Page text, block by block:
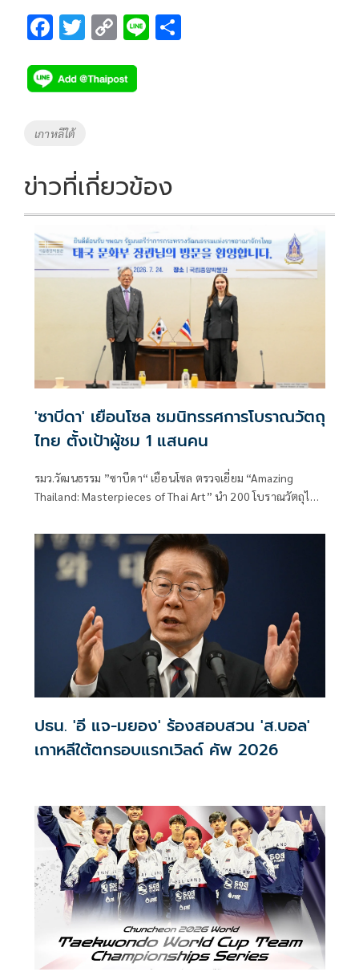
F
e
b
o
k
T
tt
er
C
p
y
k
Li
Tags
เกาหลีใต้
ข่าวที่เกี่ยวข้อง
'ซาบีดา' เยือนโซล ชมนิทรรศการโบราณวัตถุ
ไทย ตั้งเป้าผู้ชม 1 แสนคน
รมว.วัฒนธรรม ”ซาบีดา“ เยือนโซล ตรวจเยี่ยม “Amazing
Thailand: Masterpieces of Thai Art” นำ 200 โบราณวัตถุไทย
ความสนใจ ตั้งเป้ายอดผู้เข้าชมไม่ต่ำกว่า 1 แสนคน
ปธน. 'อี แจ-มยอง' ร้องสอบสวน 'ส.บอล'
เกาหลีใต้ตกรอบแรกเวิลด์ คัพ 2026